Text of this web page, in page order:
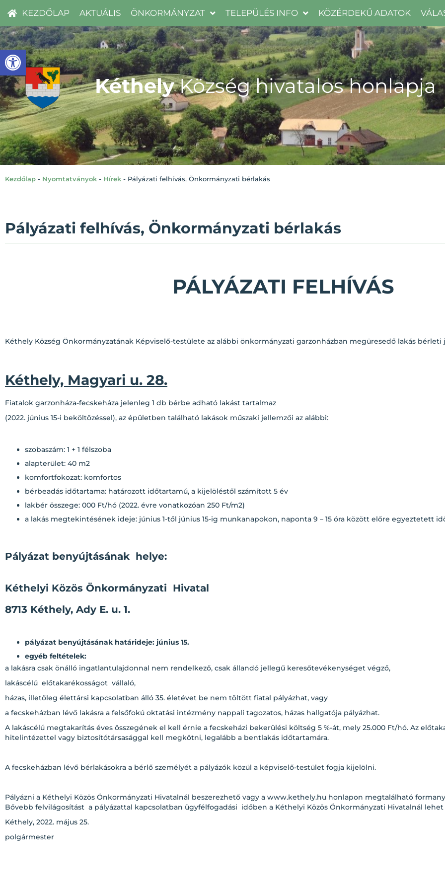
Eszköztár megnyitása
KEZDŐLAP AKTUÁLIS ÖNKORMÁNYZAT TELEPÜLÉS INFO KÖZÉRDEKŰ ADATOK
Kéthely Község hivatalos honlapja
Kezdőlap - Nyomtatványok - Hírek - Pályázati felhívás, Önkormányzati bérlakás
Pályázati felhívás, Önkormányzati bérlakás
PÁLYÁZATI FELHÍVÁS
Kéthely Község Önkormányzatának Képviselő-testülete az alábbi önkormányzati garzonházban megüresedő lakás bérleti
Kéthely, Magyari u. 28.
Fiatalok garzonháza-fecskeháza jelenleg 1 db bérbe adható lakást tartalmaz
(2022. június 15-i beköltözéssel), az épületben található lakások műszaki jellemzői az alábbi:
szobaszám: 1 + 1 félszoba
alapterület: 40 m2
komfortfokozat: komfortos
bérbeadás időtartama: határozott időtartamú, a kijelöléstől számított 5 év
lakbér összege: 000 Ft/hó (2022. évre vonatkozóan 250 Ft/m2)
a lakás megtekintésének ideje: június 1-től június 15-ig munkanapokon, naponta 9 – 15 óra között előre egyeztetett
Pályázat benyújtásának helye:
Kéthelyi Közös Önkormányzati Hivatal
8713 Kéthely, Ady E. u. 1.
pályázat benyújtásának határideje: június 15.
egyéb feltételek:
a lakásra csak önálló ingatlantulajdonnal nem rendelkező, csak állandó jellegű keresőtevékenységet végző,
lakáscélú előtakarékosságot vállaló,
házas, illetőleg élettársi kapcsolatban álló 35. életévet be nem töltött fiatal pályázhat, vagy
a fecskeházban lévő lakásra a felsőfokú oktatási intézmény nappali tagozatos, házas hallgatója pályázhat.
A lakáscélú megtakarítás éves összegének el kell érnie a fecskeházi bekerülési költség 5 %-át, mely 25.000 Ft/hó. Az
hitelintézettel vagy biztosítótársasággal kell megkötni, legalább a bentlakás időtartamára.
A fecskeházban lévő bérlakásokra a bérlő személyét a pályázók közül a képviselő-testület fogja kijelölni.
Pályázni a Kéthelyi Közös Önkormányzati Hivatalnál beszerezhető vagy a www.kethely.hu honlapon megtalálható
Bővebb felvilágosítást a pályázattal kapcsolatban ügyfélfogadási időben a Kéthelyi Közös Önkormányzati Hivatalnál
Kéthely, 2022. május 25.
polgármester